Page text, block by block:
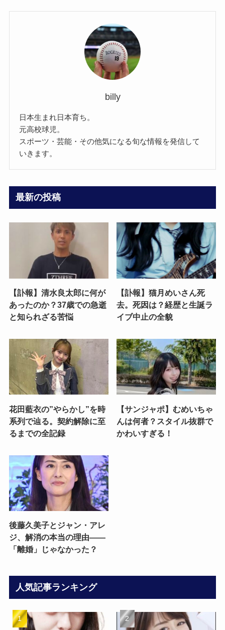
billy
日本生まれ日本育ち。
元高校球児。
スポーツ・芸能・その他気になる旬な情報を発信して
いきます。
最新の投稿
【訃報】清水良太郎に何が
あったのか？37歳での急逝
と知られざる苦悩
【訃報】猫月めいさん死
去。死因は？経歴と生誕ラ
イブ中止の全貌
花田藍衣の”やらかし”を時
系列で辿る。契約解除に至
るまでの全記録
【サンジャポ】むめいちゃ
んは何者？スタイル抜群で
かわいすぎる！
後藤久美子とジャン・アレ
ジ、解消の本当の理由——
「離婚」じゃなかった？
人気記事ランキング